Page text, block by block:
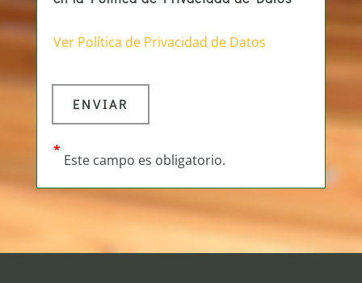
Ver Política de Privacidad de Datos
*
Este campo es obligatorio.